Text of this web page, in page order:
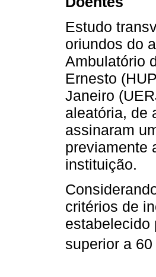
Estudo
oriundos do
Ambulatório
Ernesto
Janeiro
aleatória, de
assinaram
previamente
instituição.
critérios de
estabelecido
superior a 60